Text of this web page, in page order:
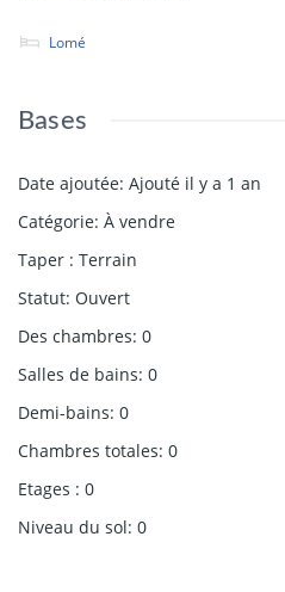
Lomé
Bases
Date ajoutée: Ajouté il y a 1 an
Catégorie: À vendre
Taper : Terrain
Statut: Ouvert
Des chambres: 0
Salles de bains: 0
Demi-bains: 0
Chambres totales: 0
Etages : 0
Niveau du sol: 0